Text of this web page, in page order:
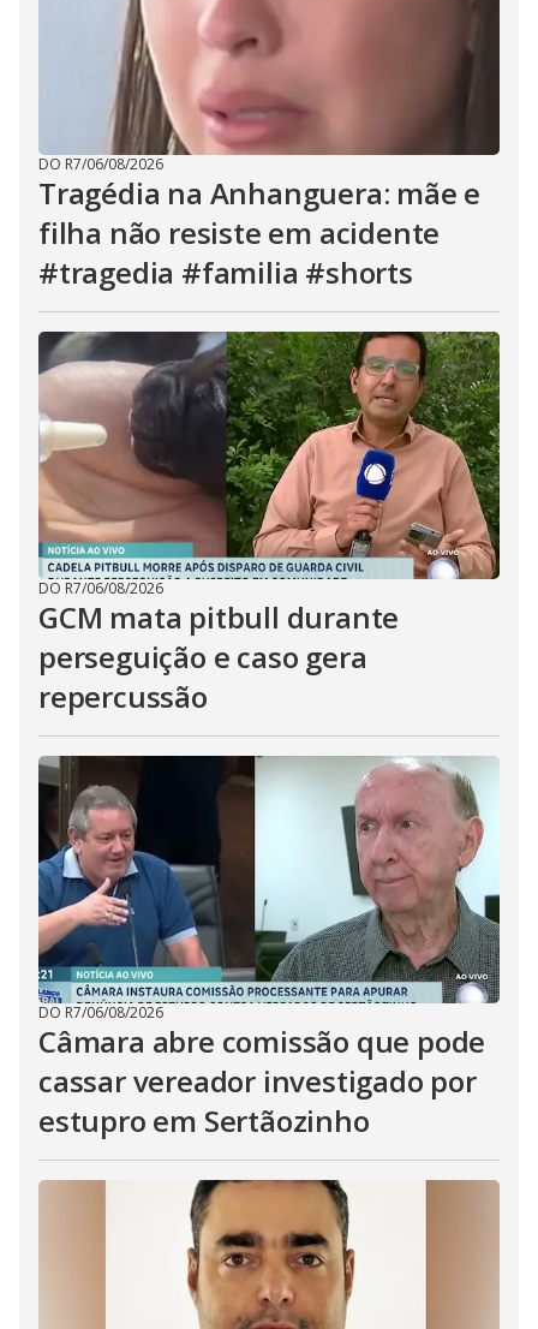
DO R7/06/08/2026
Tragédia na Anhanguera: mãe e
filha não resiste em acidente
#tragedia #familia #shorts
DO R7/06/08/2026
GCM mata pitbull durante
perseguição e caso gera
repercussão
DO R7/06/08/2026
Câmara abre comissão que pode
cassar vereador investigado por
estupro em Sertãozinho